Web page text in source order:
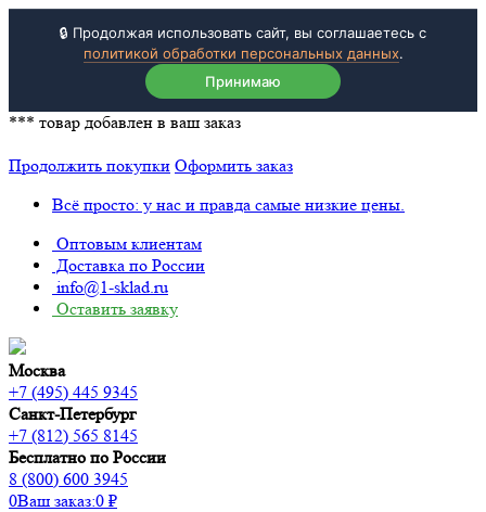
🔒 Продолжая использовать сайт, вы соглашаетесь с
политикой обработки персональных данных.
Принимаю
*** товар добавлен в ваш заказ
Продолжить покупки Оформить заказ
Всё просто: у нас и правда самые низкие цены.
Оптовым клиентам
Доставка по России
info@1-sklad.ru
Оставить заявку
Москва
+7 (495) 445 9345
Санкт-Петербург
+7 (812) 565 8145
Бесплатно по России
8 (800) 600 3945
0Ваш заказ:0 ₽